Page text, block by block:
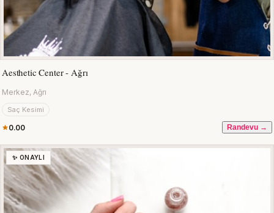
Aesthetic Center - Ağrı
Merkez, Ağrı
Saç Kesimi
0.00 Randevu →
✨ ONAYLI